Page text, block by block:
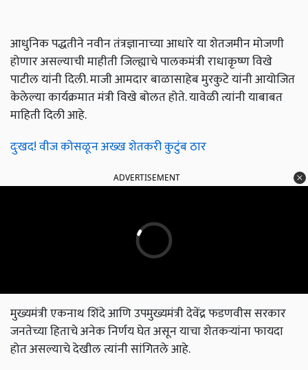
आधुनिक पद्धतीने नवीन तंत्रज्ञानाच्या आधारे या शेतजमीन मोजणी
होणार असल्याची माहीती जिल्ह्याचे पालकमंत्री राधाकृष्ण विखे
पाटील यांनी दिली. माजी आमदार बाळासाहेब मुरकुटे यांनी आयोजित
केलेल्या कार्यक्रमात मंत्री विखे बोलत होते. यावेळी त्यांनी याबाबत
माहिती दिली आहे.
दुःखद! वीज कोसळून अख्ख शेतकरी कुटुंब ठार
ADVERTISEMENT
मुख्यमंत्री एकनाथ शिंदे आणि उपमुख्यमंत्री देवेंद्र फडणवीस सरकार
जनतेच्या हिताचे अनेक निर्णय घेत असून याचा शेतकऱ्यांना फायदा
होत असल्याचे देखील त्यांनी सांगितले आहे.